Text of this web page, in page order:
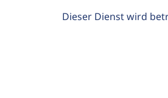
Dieser Dienst wird